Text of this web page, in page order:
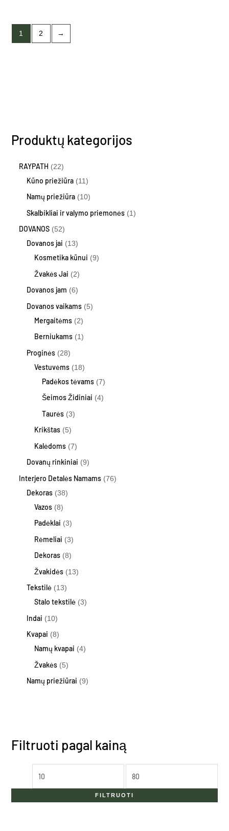
Produktų kategorijos
RAYPATH 22
Kūno priežiūra 11
Namų priežiūra 10
Skalbikliai ir valymo priemonės 1
DOVANOS 52
Dovanos jai 13
Kosmetika kūnui 9
Žvakės Jai 2
Dovanos jam 6
Dovanos vaikams 5
Mergaitėms 2
Berniukams 1
Proginės 28
Vestuvėms 18
Padėkos tėvams 7
Šeimos Židiniai 4
Taurės 3
Krikštas 5
Kalėdoms 7
Dovanų rinkiniai 9
Interjero Detalės Namams 76
Dekoras 38
Vazos 8
Padėklai 3
Rėmeliai 3
Dekoras 8
Žvakidės 13
Tekstilė 13
Stalo tekstilė 3
Indai 10
Kvapai 8
Namų kvapai 4
Žvakės 5
Namų priežiūrai 9
Filtruoti pagal kainą
FILTRUOTI
1 2 →